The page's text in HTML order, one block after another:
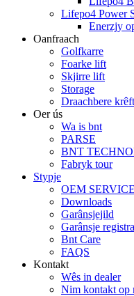
Lifepo4 Power
Enerzjy
Oanfraach
Golfkarre
Foarke lift
Skjirre lift
Storage
Draachbere krêft
Oer ús
Wa is bnt
PARSE
BNT
Fabryk tour
Stypje
OEM SERVICE
Downloads
Garânsjejild
Garânsje
Bnt Care
FAQS
Kontakt
Wês in dealer
Nim kontakt op